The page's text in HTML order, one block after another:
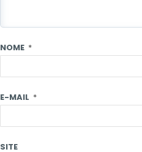
NOME *
E-MAIL *
SITE